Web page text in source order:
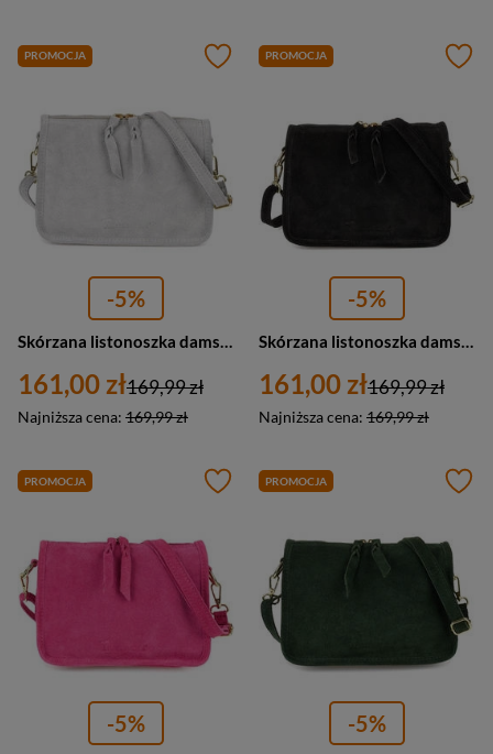
PROMOCJA
-5%
161,00 zł
Najniższa cena: 169,99 zł
169,99 zł
PROMOCJA
-5%
161,00 zł
Najniższa cena: 169,99 zł
169,99 zł
PROMOCJA
-5%
PROMOCJA
-5%